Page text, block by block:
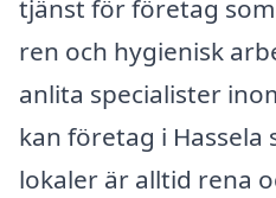
tjänst för företag
ren och hygienisk
anlita specialister
kan företag i
lokaler är alltid rena